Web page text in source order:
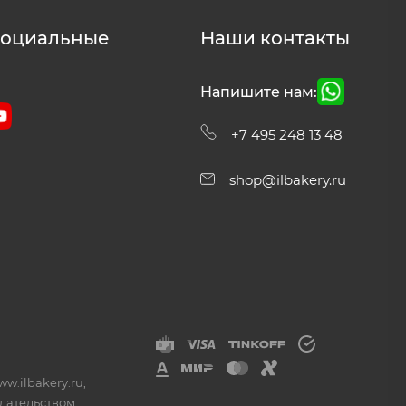
Наши контакты
Напишите нам:
+7 495 248 13 48
shop@ilbakery.ru